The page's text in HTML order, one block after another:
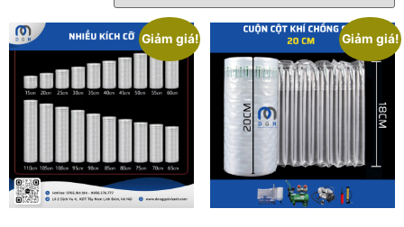
Giảm giá! Giảm giá!